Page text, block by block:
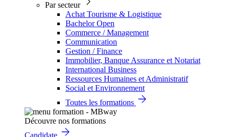
Par secteur
Achat Tourisme & Logistique
Bachelor Open
Commerce / Management
Communication
Gestion / Finance
Immobilier, Banque Assurance et Notariat
International Business
Ressources Humaines et Administratif
Social et Environnement
Toutes les formations
Découvre nos formations
Candidate